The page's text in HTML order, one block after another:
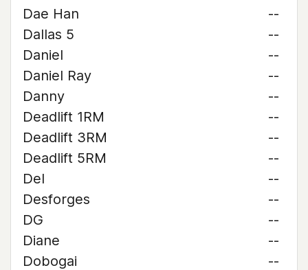
Dae Han
--
Dallas 5
--
Daniel
--
Daniel Ray
--
Danny
--
Deadlift 1RM
--
Deadlift 3RM
--
Deadlift 5RM
--
Del
--
Desforges
--
DG
--
Diane
--
Dobogai
--